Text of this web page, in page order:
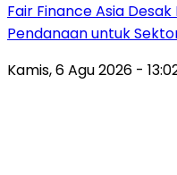
Fair Finance Asia
Pendanaan untuk
Kamis, 6 Agu 2026 -